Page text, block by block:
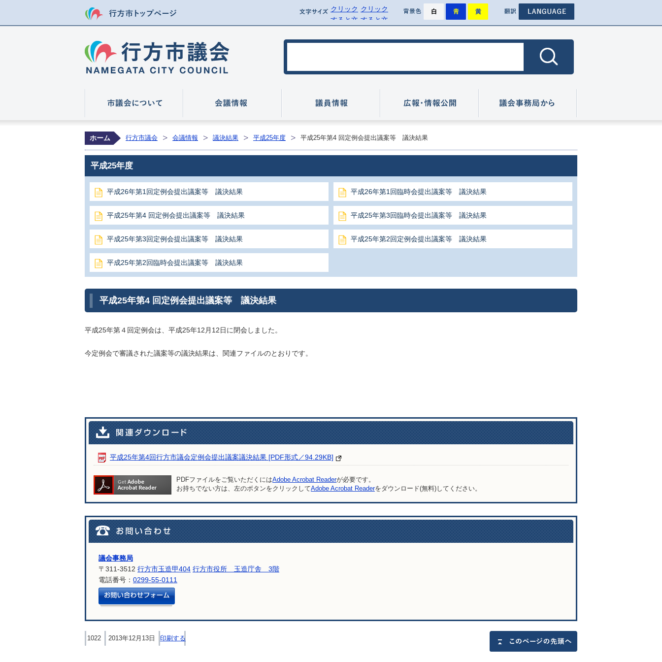
文字サイズ
クリック
すると文
を標準に
クリック
すると文
を拡大で
翻訳
背景色
背景を標準にします
背景を青色にします
背景を黄色にします
背景を黒色にします
ホーム 行方市議会 会議情報 議決結果 平成25年度 平成25年第4 回定例会提出議案等 議決結果
平成25年度
平成26年第1回定例会提出議案等 議決結果 平成26年第1回臨時会提出議案等 議決結果
平成25年第4 回定例会提出議案等 議決結果 平成25年第3回臨時会提出議案等 議決結果
平成25年第3回定例会提出議案等 議決結果 平成25年第2回定例会提出議案等 議決結果
平成25年第2回臨時会提出議案等 議決結果
平成25年第4 回定例会提出議案等 議決結果
平成25年第４回定例会は、平成25年12月12日に閉会しました 。
今定例会で審議された議案等の議決結果は、関連ファイルのとおりです。
平成25年第4回行方市議会定例会提出議案議決結果 [PDF形式／94.29KB]
PDFファイルをご覧いただくにはAdobe Acrobat Readerが必要です。
お持ちでない方は、左のボタンをクリックしてAdobe Acrobat Readerをダウンロード(無料)してください。
議会事務局
〒311-3512 行方市玉造甲404 行方市役所 玉造庁舎 3階
電話番号： 0299-55-0111
1022 2013年12月13日 印刷する